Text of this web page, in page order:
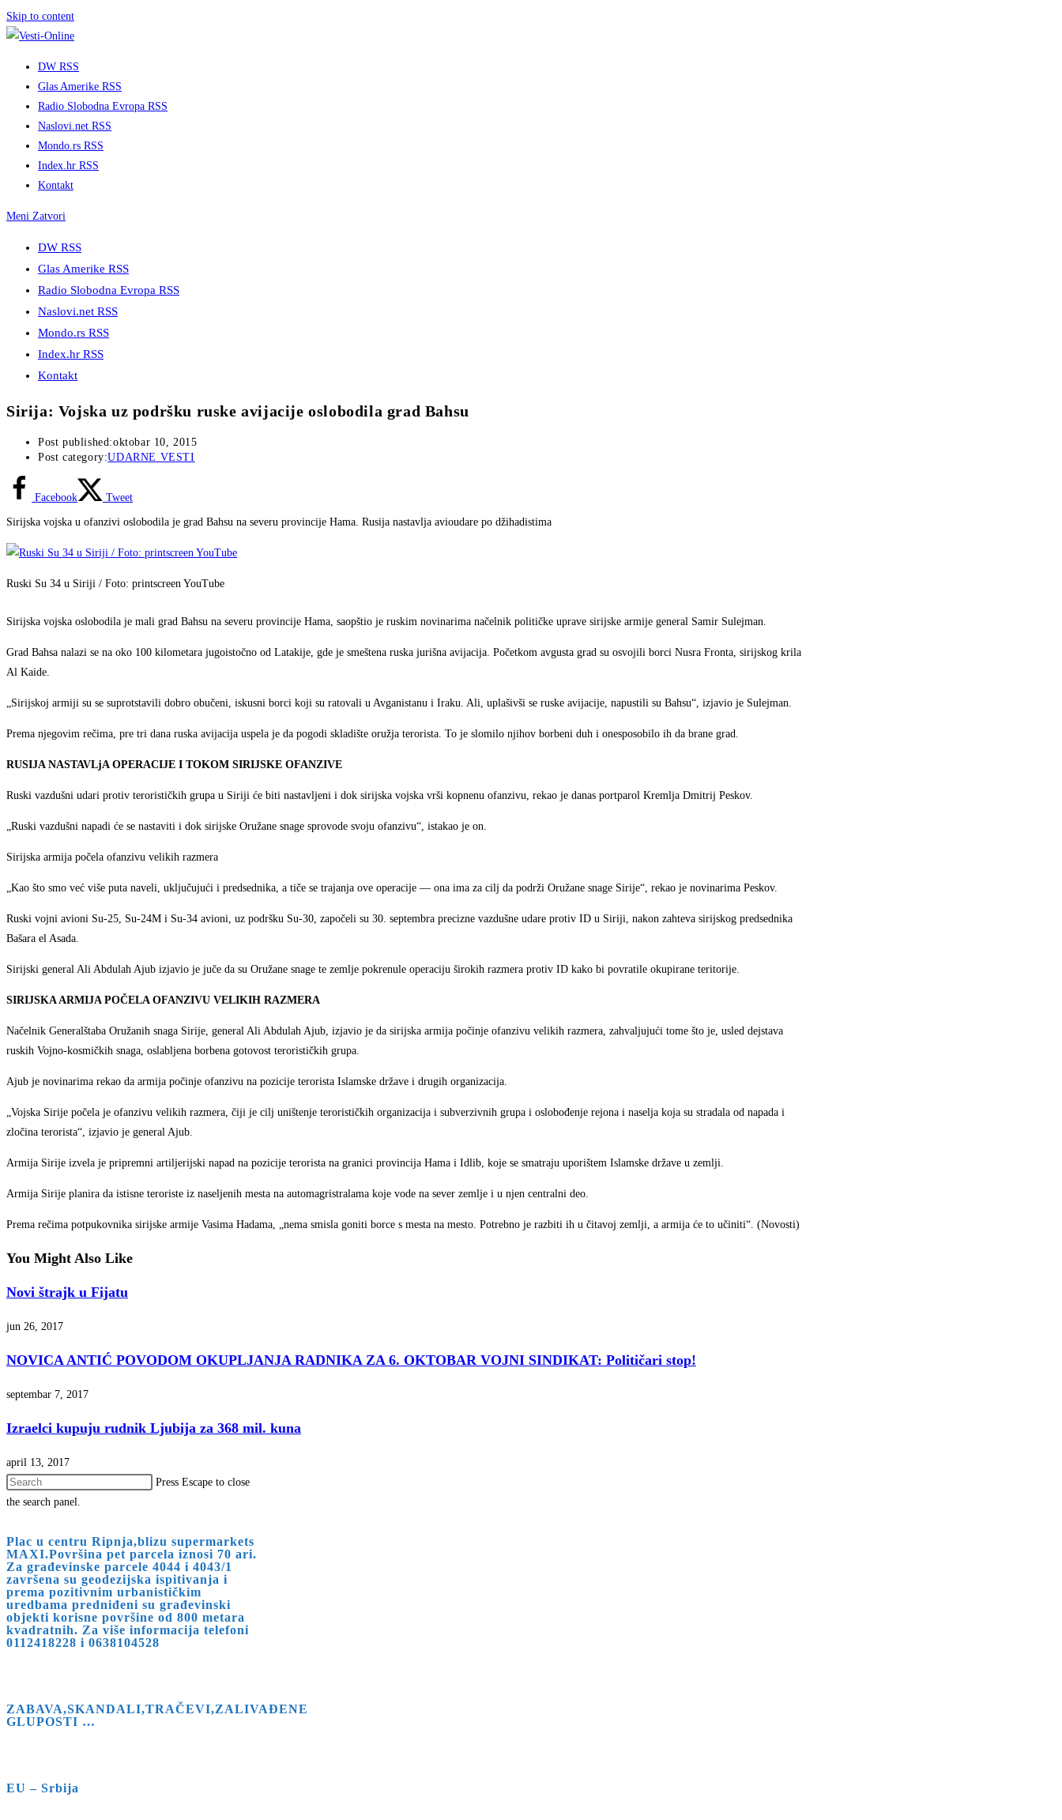
Skip to content
DW RSS
Glas Amerike RSS
Radio Slobodna Evropa RSS
Naslovi.net RSS
Mondo.rs RSS
Index.hr RSS
Kontakt
Meni Zatvori
DW RSS
Glas Amerike RSS
Radio Slobodna Evropa RSS
Naslovi.net RSS
Mondo.rs RSS
Index.hr RSS
Kontakt
Sirija: Vojska uz podršku ruske avijacije oslobodila grad Bahsu
Post published:oktobar 10, 2015
Post category:UDARNE VESTI
Facebook Tweet
Sirijska vojska u ofanzivi oslobodila je grad Bahsu na severu provincije Hama. Rusija nastavlja avioudare po džihadistima
Ruski Su 34 u Siriji / Foto: printscreen YouTube
Sirijska vojska oslobodila je mali grad Bahsu na severu provincije Hama, saopštio je ruskim novinarima načelnik političke uprave sirijske armije general Samir Sulejman.
Grad Bahsa nalazi se na oko 100 kilometara jugoistočno od Latakije, gde je smeštena ruska jurišna avijacija. Početkom avgusta grad su osvojili borci Nusra Fronta, sirijskog krila
Al Kaide.
„Sirijskoj armiji su se suprotstavili dobro obučeni, iskusni borci koji su ratovali u Avganistanu i Iraku. Ali, uplašivši se ruske avijacije, napustili su Bahsu“, izjavio je Sulejman.
Prema njegovim rečima, pre tri dana ruska avijacija uspela je da pogodi skladište oružja terorista. To je slomilo njihov borbeni duh i onesposobilo ih da brane grad.
RUSIJA NASTAVLjA OPERACIJE I TOKOM SIRIJSKE OFANZIVE
Ruski vazdušni udari protiv terorističkih grupa u Siriji će biti nastavljeni i dok sirijska vojska vrši kopnenu ofanzivu, rekao je danas portparol Kremlja Dmitrij Peskov.
„Ruski vazdušni napadi će se nastaviti i dok sirijske Oružane snage sprovode svoju ofanzivu“, istakao je on.
Sirijska armija počela ofanzivu velikih razmera
„Kao što smo već više puta naveli, uključujući i predsednika, a tiče se trajanja ove operacije — ona ima za cilj da podrži Oružane snage Sirije“, rekao je novinarima Peskov.
Ruski vojni avioni Su-25, Su-24M i Su-34 avioni, uz podršku Su-30, započeli su 30. septembra precizne vazdušne udare protiv ID u Siriji, nakon zahteva sirijskog predsednika
Bašara el Asada.
Sirijski general Ali Abdulah Ajub izjavio je juče da su Oružane snage te zemlje pokrenule operaciju širokih razmera protiv ID kako bi povratile okupirane teritorije.
SIRIJSKA ARMIJA POČELA OFANZIVU VELIKIH RAZMERA
Načelnik Generalštaba Oružanih snaga Sirije, general Ali Abdulah Ajub, izjavio je da sirijska armija počinje ofanzivu velikih razmera, zahvaljujući tome što je, usled dejstava
ruskih Vojno-kosmičkih snaga, oslabljena borbena gotovost terorističkih grupa.
Ajub je novinarima rekao da armija počinje ofanzivu na pozicije terorista Islamske države i drugih organizacija.
„Vojska Sirije počela je ofanzivu velikih razmera, čiji je cilj uništenje terorističkih organizacija i subverzivnih grupa i oslobođenje rejona i naselja koja su stradala od napada i
zločina terorista“, izjavio je general Ajub.
Armija Sirije izvela je pripremni artiljerijski napad na pozicije terorista na granici provincija Hama i Idlib, koje se smatraju uporištem Islamske države u zemlji.
Armija Sirije planira da istisne teroriste iz naseljenih mesta na automagristralama koje vode na sever zemlje i u njen centralni deo.
Prema rečima potpukovnika sirijske armije Vasima Hadama, „nema smisla goniti borce s mesta na mesto. Potrebno je razbiti ih u čitavoj zemlji, a armija će to učiniti“. (Novosti)
You Might Also Like
Novi štrajk u Fijatu
jun 26, 2017
NOVICA ANTIĆ POVODOM OKUPLJANJA RADNIKA ZA 6. OKTOBAR VOJNI SINDIKAT: Političari stop!
septembar 7, 2017
Izraelci kupuju rudnik Ljubija za 368 mil. kuna
april 13, 2017
Press Escape to close
the search panel.
Plac u centru Ripnja,blizu supermarkets
MAXI.Površina pet parcela iznosi 70 ari.
Za građevinske parcele 4044 i 4043/1
završena su geodezijska ispitivanja i
prema pozitivnim urbanističkim
uredbama predniđeni su građevinski
objekti korisne površine od 800 metara
kvadratnih. Za više informacija telefoni
0112418228 i 0638104528
ZABAVA,SKANDALI,TRAČEVI,ZALIVAĐENE
GLUPOSTI …
EU – Srbija